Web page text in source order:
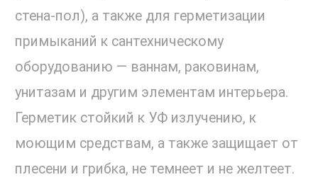
стена-пол), а также для герметизации
примыканий к сантехническому
оборудованию — ваннам, раковинам,
унитазам и другим элементам интерьера.
Герметик стойкий к УФ излучению, к
моющим средствам, а также защищает от
плесени и грибка, не темнеет и не желтеет.